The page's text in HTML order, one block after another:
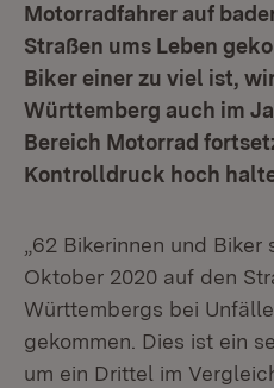
Motorradfahrer auf
Straßen ums Leben
Biker einer zu viel ist,
Württemberg auch im
Bereich Motorrad
Kontrolldruck hoch
„62 Bikerinnen und
Oktober 2020 auf den
Württembergs bei
gekommen. Dies ist ein
um ein Drittel im